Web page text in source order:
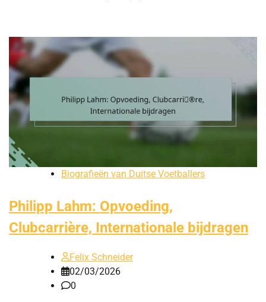
Biografieën van Duitse Voetballers
Philipp Lahm: Opvoeding,
Clubcarrière, Internationale bijdragen
Felix Schneider
02/03/2026
0